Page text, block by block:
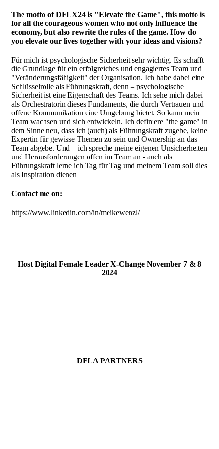
The motto of DFLX24 is "Elevate the Game", this motto is
for all the courageous women who not only influence the
economy, but also rewrite the rules of the game. How do
you elevate our lives together with your ideas and visions?
Für mich ist psychologische Sicherheit sehr wichtig. Es schafft
die Grundlage für ein erfolgreiches und engagiertes Team und
"Veränderungsfähigkeit" der Organisation. Ich habe dabei eine
Schlüsselrolle als Führungskraft, denn – psychologische
Sicherheit ist eine Eigenschaft des Teams. Ich sehe mich dabei
als Orchestratorin dieses Fundaments, die durch Vertrauen und
offene Kommunikation eine Umgebung bietet. So kann mein
Team wachsen und sich entwickeln. Ich definiere "the game" in
dem Sinne neu, dass ich (auch) als Führungskraft zugebe, keine
Expertin für gewisse Themen zu sein und Ownership an das
Team abgebe. Und – ich spreche meine eigenen Unsicherheiten
und Herausforderungen offen im Team an - auch als
Führungskraft lerne ich Tag für Tag und meinem Team soll dies
als Inspiration dienen
Contact me on:
https://www.linkedin.com/in/meikewenzl/
Host Digital Female Leader X-Change November 7 & 8
2024
DFLA PARTNERS